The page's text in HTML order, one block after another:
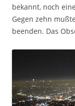
bekannt, noch
Gegen zehn
beenden. Das